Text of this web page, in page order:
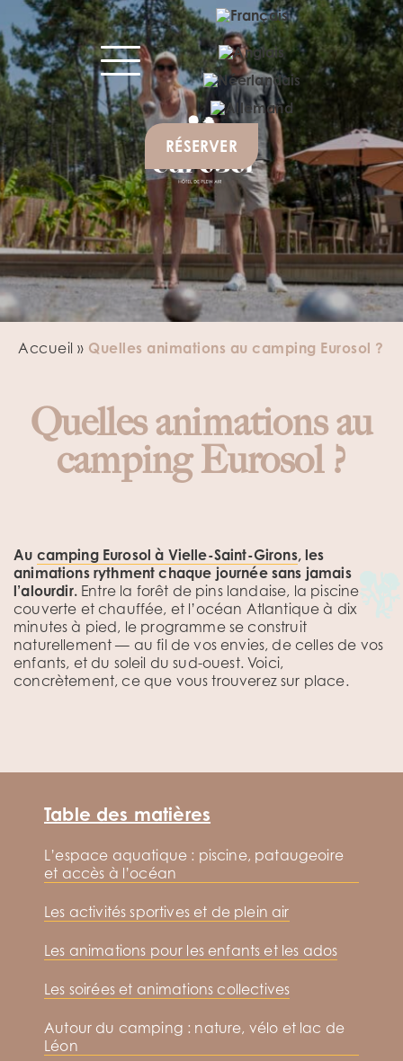
RÉSERVER
Accueil » Quelles animations au camping Eurosol ?
Quelles animations au
camping Eurosol ?
Au camping Eurosol à Vielle-Saint-Girons, les
animations rythment chaque journée sans jamais
l’alourdir.Entre la forêt de pins landaise, la piscine
couverte et chauffée, et l’océan Atlantique à dix
minutes à pied, le programme se construit
naturellement — au fil de vos envies, de celles de vos
enfants, et du soleil du sud-ouest. Voici,
concrètement, ce que vous trouverez sur place.
Table des matières
L’espace aquatique : piscine, pataugeoire
et accès à l’océan
Les activités sportives et de plein air
Les animations pour les enfants et les ados
Les soirées et animations collectives
Autour du camping : nature, vélo et lac de
Léon